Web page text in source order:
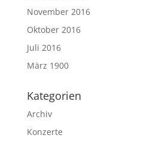
November 2016
Oktober 2016
Juli 2016
März 1900
Kategorien
Archiv
Konzerte